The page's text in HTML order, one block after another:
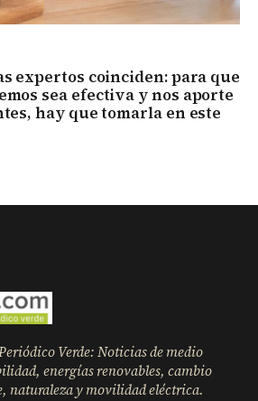
expertos coinciden: para que
sea efectiva y nos aporte
hay que tomarla en este
Verde: Noticias de medio
energías renovables, cambio
naturaleza y movilidad eléctrica.